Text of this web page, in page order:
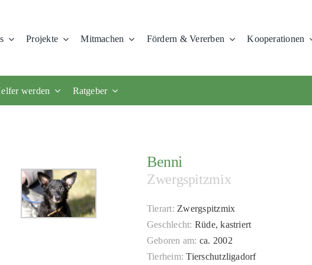
Projekte Mitmachen Fördern & Vererben Kooperationen
werden Ratgeber
Benni
Zwergspitzmix
Tierart: Zwergspitzmix
Geschlecht: Rüde, kastriert
Geboren am: ca. 2002
Tierheim: Tierschutzligadorf